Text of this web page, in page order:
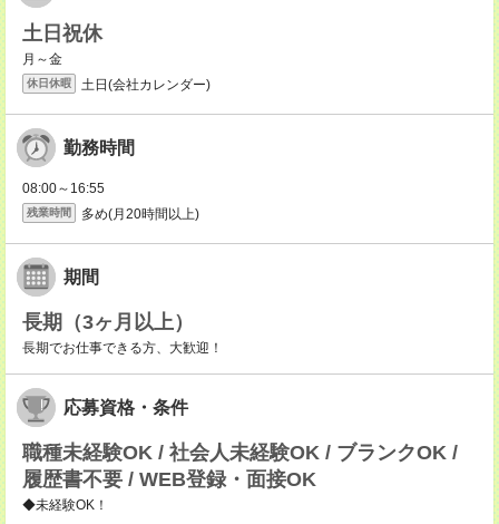
土日祝休
月～金
休日休暇 土日(会社カレンダー)
勤務時間
08:00～16:55
残業時間 多め(月20時間以上)
期間
長期（3ヶ月以上）
長期でお仕事できる方、大歓迎！
応募資格・条件
職種未経験OK / 社会人未経験OK / ブランクOK /
履歴書不要 / WEB登録・面接OK
◆未経験OK！